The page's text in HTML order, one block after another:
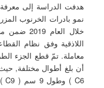
هدفت الدراسة إلى معرفة
خلال